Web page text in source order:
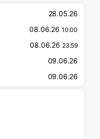
28.05.26
08.06.26 10:00
08.06.26 23:59
09.06.26
09.06.26